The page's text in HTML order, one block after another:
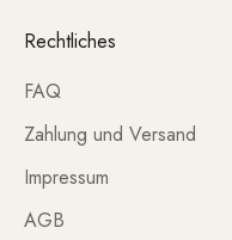
Rechtliches
FAQ
Zahlung und Versand
Impressum
AGB